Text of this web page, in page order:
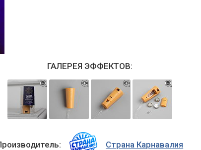
огня
Фестивальные шары
ГАЛЕРЕЯ ЭФФЕКТОВ:
Страна Карнавалия